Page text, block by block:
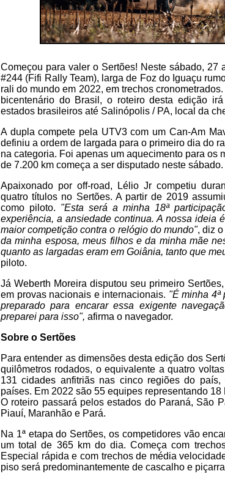
Começou para valer o Sertões! Neste sábado,
#244 (Fifi Rally Team), larga de Foz do Iguaçu
rali do mundo em 2022, em trechos
bicentenário do Brasil, o roteiro desta edição
estados brasileiros até Salinópolis / PA, local da
A dupla compete pela UTV3 com um Can-Am
definiu a ordem de largada para o primeiro dia do
na categoria. Foi apenas um aquecimento para os
de 7.200 km começa a ser disputado neste sábado.
Apaixonado por off-road, Lélio Jr competiu
quatro títulos no Sertões. A partir de 2019
como piloto. "Esta será a minha 18ª
experiência, a ansiedade continua. A nossa ideia
maior competição contra o relógio do mundo", diz
da minha esposa, meus filhos e da minha mãe
quanto as largadas eram em Goiânia, tanto que
piloto.
Já Weberth Moreira disputou seu primeiro
em provas nacionais e internacionais. "É minha
preparado para encarar essa exigente
preparei para isso", afirma o navegador.
Sobre o Sertões
Para entender as dimensões desta edição dos
quilômetros rodados, o equivalente a quatro
131 cidades anfitriãs nas cinco regiões do
países. Em 2022 são 55 equipes representando
O roteiro passará pelos estados do Paraná, São
Piauí, Maranhão e Pará.
Na 1ª etapa do Sertões, os competidores vão
um total de 365 km do dia. Começa com
Especial rápida e com trechos de média
piso será predominantemente de cascalho e